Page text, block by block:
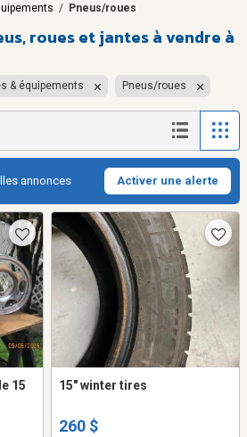
/ Pneus/roues
roues et jantes à vendre à
& équipements Pneus/roues
annonces Activer une alerte
15
15" winter tires
260 $